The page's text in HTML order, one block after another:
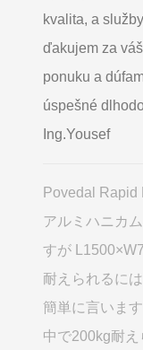
kvalita, a
ďakujem za
ponuku a
úspešné
Ing.Yousef
Povedal Rapid
アルミハニカ
すが
耐えられるに
簡単に言いま
中で200kg耐